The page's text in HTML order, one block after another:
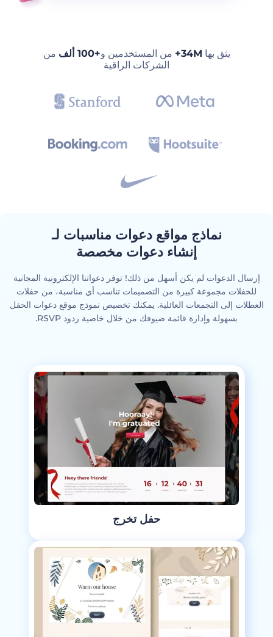
يثق بها 34M+ من المستخدمين و+100 ألف
من
الشركات الراقية
نماذج مواقع دعوات مناسبات لـ
إنشاء دعوات مخصصة
إرسال الدعوات لم يكن أسهل من ذلك! توفر دعواتنا الإلكترونية المجانية
للحفلات مجموعة كبيرة من التصميمات تناسب أي مناسبة، من حفلات
العطلات إلى التجمعات العائلية. يمكنك تخصيص نموذج موقع دعوات الحفل
بسهولة وإدارة قائمة ضيوفك من خلال خاصية ردود RSVP.
حفل تخرج